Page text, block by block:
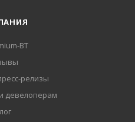
BT
релизы
девелоперам